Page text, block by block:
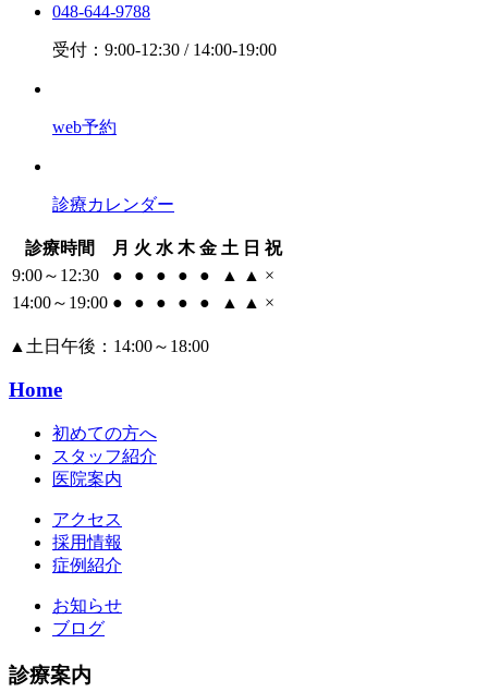
048-644-9788
受付：9:00-12:30 / 14:00-19:00
web予約
診療カレンダー
診療時間 月 火 水 木 金 土 日 祝
9:00～12:30
● ● ● ● ● ▲ ▲ ×
14:00～19:00 ● ● ● ● ● ▲ ▲ ×
▲ 土日午後：14:00～18:00
Home
初めての方へ
スタッフ紹介
医院案内
アクセス
採用情報
症例紹介
お知らせ
ブログ
診療案内